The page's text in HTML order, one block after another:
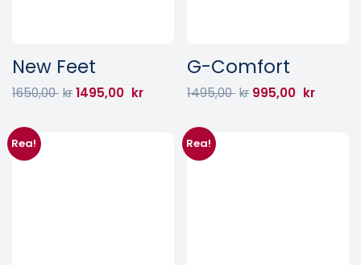
New Feet
1650,00 kr1495,00 kr
G-Comfort
1495,00 kr 995,00 kr
Rea! Rea!